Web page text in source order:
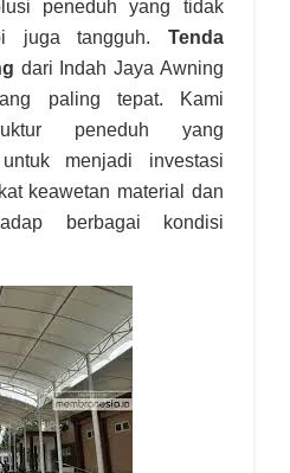
peneduh yang tidak
juga tangguh. Tenda
dari Indah Jaya Awning
paling tepat. Kami
peneduh yang
menjadi investasi
keawetan material dan
berbagai kondisi